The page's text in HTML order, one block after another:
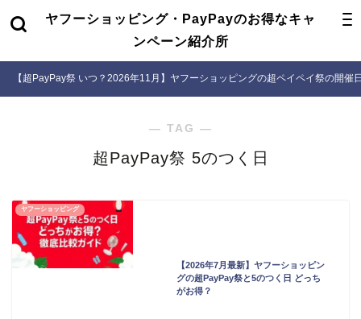
ヤフーショッピング・PayPayのお得なキャ
ンペーン紹介所
【超PayPay祭 いつ？2026年11月】ヤフーショッピングの超ペイペイ祭の開催
― TAG ―
超PayPay祭 5のつく日
ヤフーショッピング
【2026年7月最新】ヤフーショッピン
グの超PayPay祭と5のつく日 どっち
がお得？